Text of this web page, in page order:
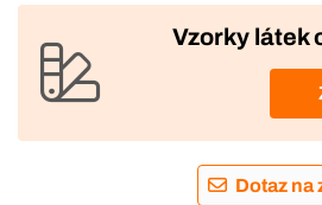
Vzorky látek
Dotaz na